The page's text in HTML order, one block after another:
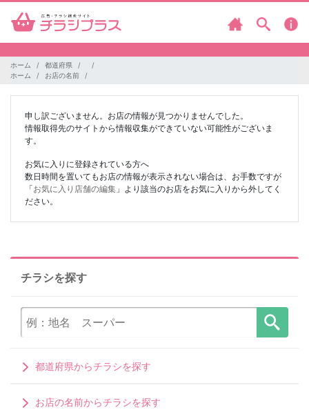
ホーム
都道府県
ホーム
お店の名前
申し訳ございません。お店の情報が見つかりませんでした。
情報取得先のサイトから情報収集ができていない可能性がございま
す。
お気に入りに登録されている方へ
数日時間を置いてもお店の情報が表示されない場合は、お手数ですが
「お気に入り店舗の編集 」より該当のお店をお気に入りから外してく
ださい。
チラシを探す
都道府県からチラシを探す
お店の名前からチラシを探す